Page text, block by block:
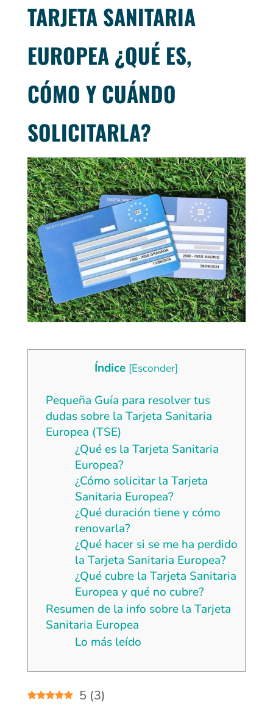
TARJETA SANITARIA
EUROPEA ¿QUÉ ES,
CÓMO Y CUÁNDO
SOLICITARLA?
Índice [Esconder]
Pequeña Guía para resolver tus
dudas sobre la Tarjeta Sanitaria
Europea (TSE)
¿Qué es la Tarjeta Sanitaria
Europea?
¿Cómo solicitar la Tarjeta
Sanitaria Europea?
¿Qué duración tiene y cómo
renovarla?
¿Qué hacer si se me ha perdido
la Tarjeta Sanitaria Europea?
¿Qué cubre la Tarjeta Sanitaria
Europea y qué no cubre?
Resumen de la info sobre la Tarjeta
Sanitaria Europea
Lo más leído
5 (3)